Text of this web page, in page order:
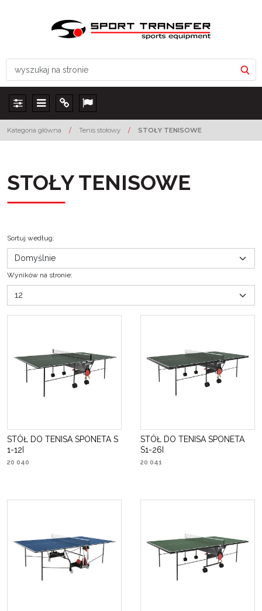
Panel Menu Info Lang
Kategoria główna / Tenis stołowy / STOŁY TENISOWE
STOŁY TENISOWE
Sortuj według:
Wyników na stronie:
STÓŁ DO TENISA SPONETA S
1-12I
20 040
STÓŁ DO TENISA SPONETA
S1-26I
20 041